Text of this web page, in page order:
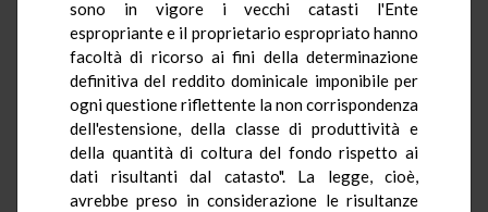
sono in vigore i vecchi catasti l'Ente
espropriante e il proprietario espropriato hanno
facoltà di ricorso ai fini della determinazione
definitiva del reddito dominicale imponibile per
ogni questione riflettente la non corrispondenza
dell'estensione, della classe di produttività e
della quantità di coltura del fondo rispetto ai
dati risultanti dal catasto". La legge, cioè,
avrebbe preso in considerazione le risultanze